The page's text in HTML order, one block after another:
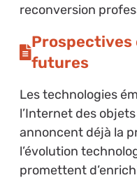
reconversion
futures
Les technologies
l’Internet des
annoncent déjà la
l’évolution
promettent